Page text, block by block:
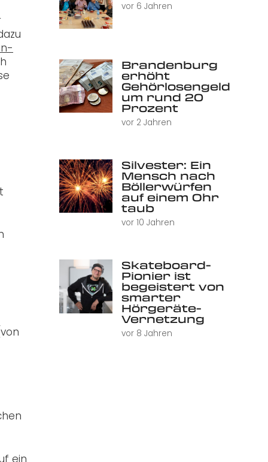
ein
vor 6 Jahren
Brandenburg
erhöht
Gehörlosengeld
um rund 20
Prozent
vor 2 Jahren
Silvester: Ein
Mensch nach
Böllerwürfen
auf einem Ohr
taub
vor 10 Jahren
Skateboard-
Pionier ist
begeistert von
smarter
Hörgeräte-
Vernetzung
vor 8 Jahren